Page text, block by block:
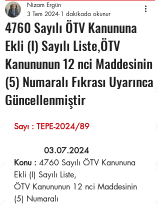
4760 Sayılı ÖTV Kanununa
Ekli (I) Sayılı Liste,ÖTV
Kanununun 12 nci Maddesinin
(5) Numaralı Fıkrası Uyarınca
Güncellenmiştir
Nizam Ergün
3 Tem 2024 1 dakikada okunur
Sayı : TEPE-2024/89
03.07.2024
Konu : 4760 Sayılı ÖTV Kanununa
Ekli (I) Sayılı Liste,
ÖTV Kanununun 12 nci Maddesinin
(5) Numaralı